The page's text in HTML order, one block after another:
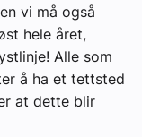
vi må også
hele året,
Alle som
å ha et tettsted
at dette blir